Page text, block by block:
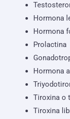
Hormona
Hormona
Prolactina
Hormona
Tiroxina o
Tiroxina